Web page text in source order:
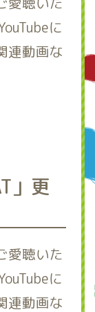
に
連動画な
」更
愛聴いた
に
連動画な